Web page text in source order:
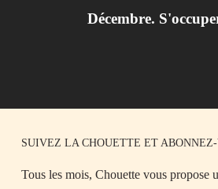
Décembre.
SUIVEZ LA CHOUETTE ET
Tous les mois, Chouette vous propose